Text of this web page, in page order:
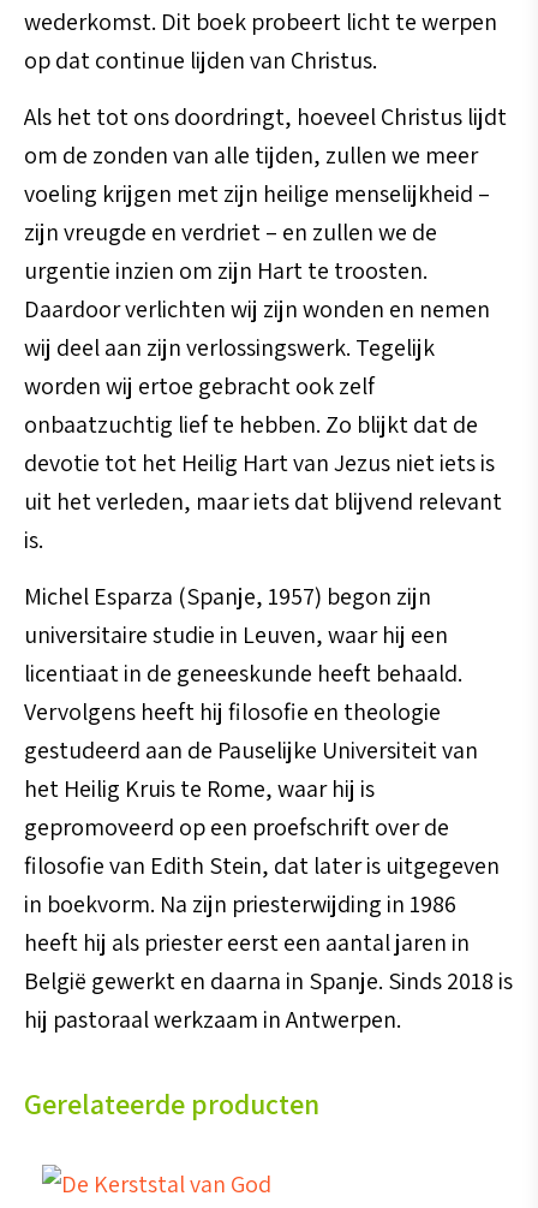
wederkomst. Dit boek probeert licht te werpen
op dat continue lijden van Christus.
Als het tot ons doordringt, hoeveel Christus lijdt
om de zonden van alle tijden, zullen we meer
voeling krijgen met zijn heilige menselijkheid –
zijn vreugde en verdriet – en zullen we de
urgentie inzien om zijn Hart te troosten.
Daardoor verlichten wij zijn wonden en nemen
wij deel aan zijn verlossingswerk. Tegelijk
worden wij ertoe gebracht ook zelf
onbaatzuchtig lief te hebben. Zo blijkt dat de
devotie tot het Heilig Hart van Jezus niet iets is
uit het verleden, maar iets dat blijvend relevant
is.
Michel Esparza (Spanje, 1957) begon zijn
universitaire studie in Leuven, waar hij een
licentiaat in de geneeskunde heeft behaald.
Vervolgens heeft hij filosofie en theologie
gestudeerd aan de Pauselijke Universiteit van
het Heilig Kruis te Rome, waar hij is
gepromoveerd op een proefschrift over de
filosofie van Edith Stein, dat later is uitgegeven
in boekvorm. Na zijn priesterwijding in 1986
heeft hij als priester eerst een aantal jaren in
België gewerkt en daarna in Spanje. Sinds 2018 is
hij pastoraal werkzaam in Antwerpen.
Gerelateerde producten